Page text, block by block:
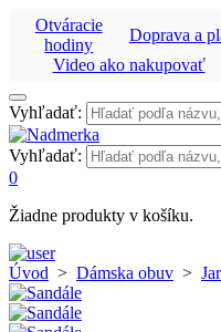
Otváracie
hodiny
Doprava a
Video ako nakupovať
Vyhľadať:
Vyhľadať:
0
Žiadne produkty v košíku.
Úvod > Dámska obuv >